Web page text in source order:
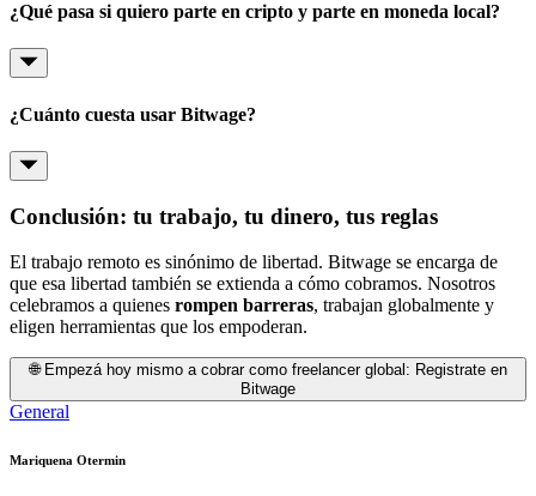
¿Qué pasa si quiero parte en cripto y parte en moneda local?
¿Cuánto cuesta usar Bitwage?
Conclusión: tu trabajo, tu dinero, tus reglas
El trabajo remoto es sinónimo de libertad. Bitwage se encarga de
que esa libertad también se extienda a cómo cobramos. Nosotros
celebramos a quienes rompen barreras, trabajan globalmente y
eligen herramientas que los empoderan.
🌐 Empezá hoy mismo a cobrar como freelancer global: Registrate en
Bitwage
General
Mariquena Otermin